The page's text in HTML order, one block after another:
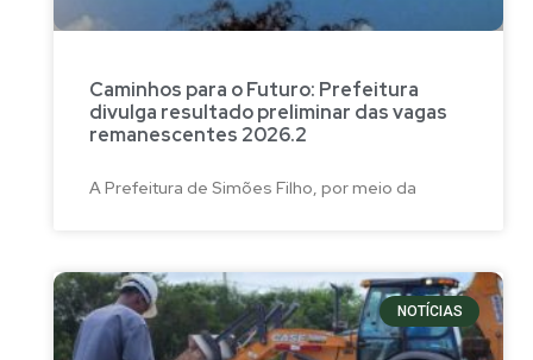
Caminhos para o Futuro: Prefeitura
divulga resultado preliminar das vagas
remanescentes 2026.2
A Prefeitura de Simões Filho, por meio da
NOTÍCIAS